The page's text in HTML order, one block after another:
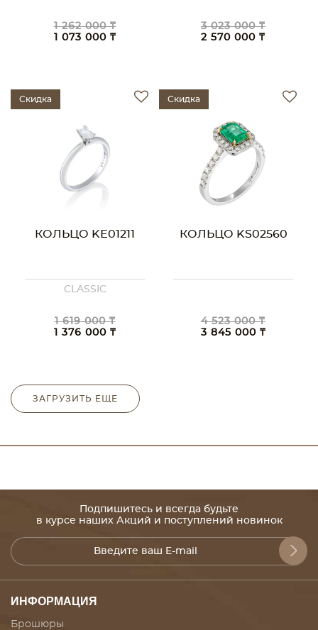
1 262 000 ₸
1 073 000 ₸
3 023 000 ₸
2 570 000 ₸
Скидка
КОЛЬЦО KE01211
CLASSIC
1 619 000 ₸
1 376 000 ₸
Скидка
КОЛЬЦО KS02560
4 523 000 ₸
3 845 000 ₸
ЗАГРУЗИТЬ ЕЩЕ
Подпишитесь и всегда будьте
в курсе наших Акций и поступлений новинок
ИНФОРМАЦИЯ
Брошюры